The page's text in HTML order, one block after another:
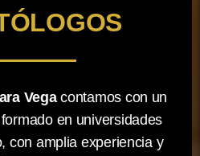
Vegacontamos con un
en universidades
con amplia experiencia y